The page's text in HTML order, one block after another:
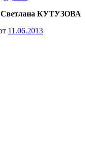
Светлана КУТУЗОВА
11.06.2013